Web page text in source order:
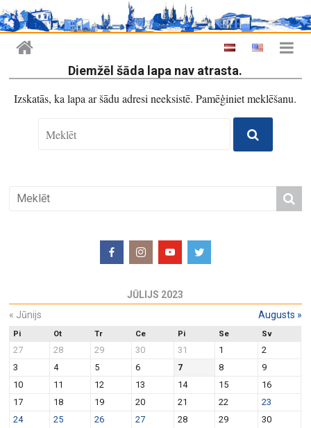
Diemžēl šāda lapa nav atrasta.
Izskatās, ka lapa ar šādu adresi neeksistē. Pamēģiniet meklēšanu.
JŪLIJS 2023
« Jūnijs Augusts »
Pi Ot Tr Ce Pi Se Sv
27 28 29 30 31 1
2
3
4 5 6 7 8
9
10
11 12 13 14 15
16
17
18 19 20 21 22
23
24
25 26 27 28 29
30